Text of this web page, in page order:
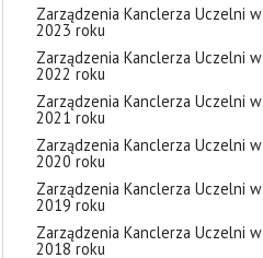
Zarządzenia Kanclerza Uczelni w
2023 roku
Zarządzenia Kanclerza Uczelni w
2022 roku
Zarządzenia Kanclerza Uczelni w
2021 roku
Zarządzenia Kanclerza Uczelni w
2020 roku
Zarządzenia Kanclerza Uczelni w
2019 roku
Zarządzenia Kanclerza Uczelni w
2018 roku